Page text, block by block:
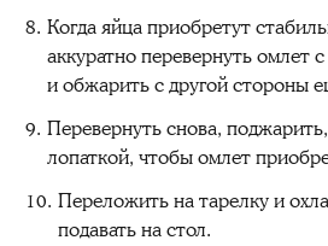
Когда яйца приобретут
аккуратно перевернуть омлет
и обжарить с другой стороны
Перевернуть снова,
лопаткой, чтобы омлет
Переложить на тарелку и
подавать на стол.